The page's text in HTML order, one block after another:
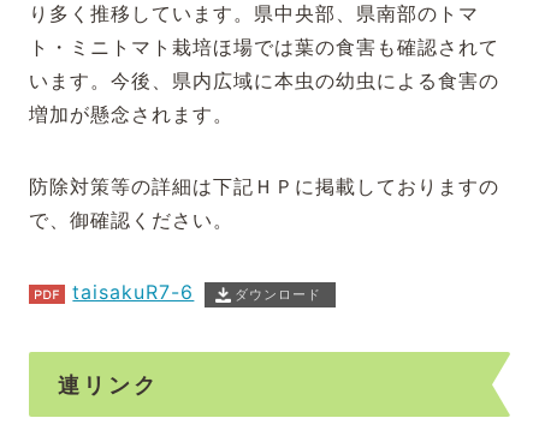
り多く推移しています。県中央部、県南部のトマ
ト・ミニトマト栽培ほ場では葉の食害も確認されて
います。今後、県内広域に本虫の幼虫による食害の
増加が懸念されます。
防除対策等の詳細は下記ＨＰに掲載しておりますの
で、御確認ください。
taisakuR7-6 ダウンロード
連リンク